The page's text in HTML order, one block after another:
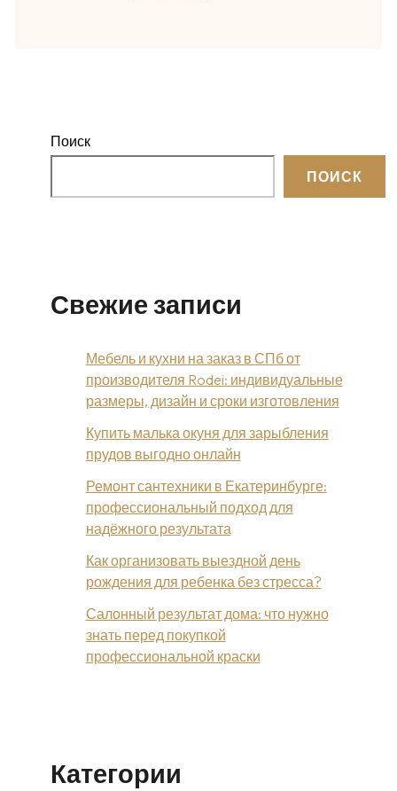
Поиск
ПОИСК
Свежие записи
Мебель и кухни на заказ в СПб от
производителя Rodei: индивидуальные
размеры, дизайн и сроки изготовления
Купить малька окуня для зарыбления
прудов выгодно онлайн
Ремонт сантехники в Екатеринбурге:
профессиональный подход для
надёжного результата
Как организовать выездной день
рождения для ребенка без стресса?
Салонный результат дома: что нужно
знать перед покупкой
профессиональной краски
Категории